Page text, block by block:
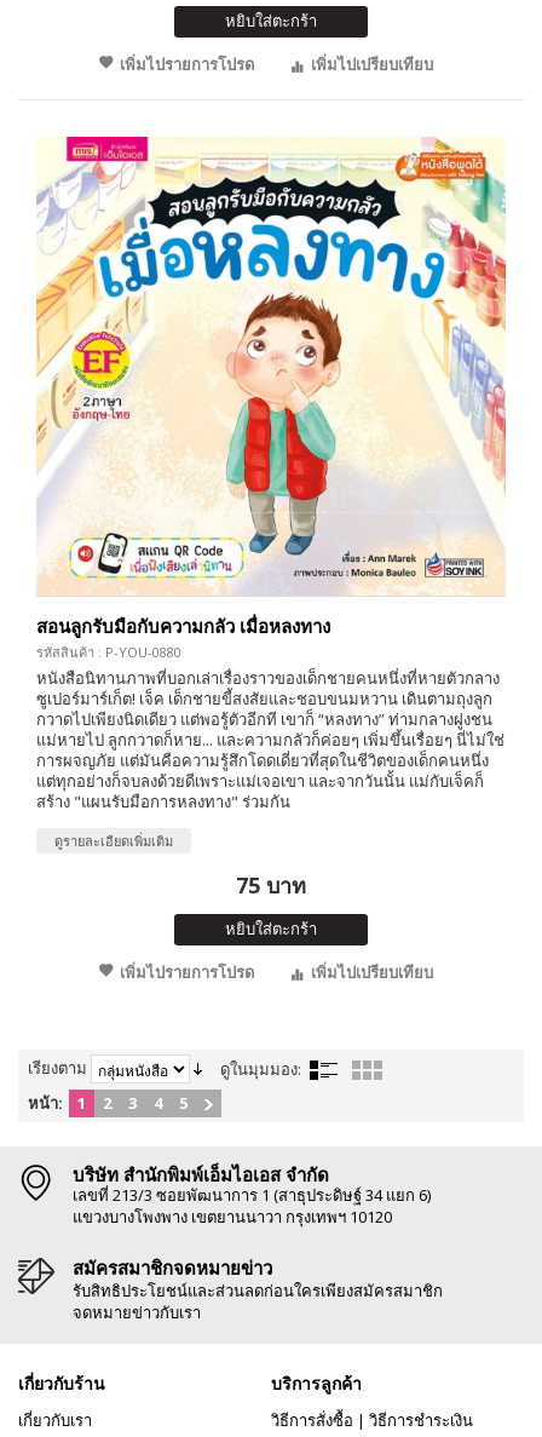
หยิบใส่ตะกร้า
เพิ่มไปรายการโปรด
เพิ่มไปเปรียบเทียบ
สอนลูกรับมือกับความกลัว เมื่อหลงทาง
รหัสสินค้า : P-YOU-0880
หนังสือนิทานภาพที่บอกเล่าเรื่องราวของเด็กชายคนหนึ่งที่หายตัวกลาง
ซูเปอร์มาร์เก็ต! เจ็ค เด็กชายขี้สงสัยและชอบขนมหวาน เดินตามถุงลูก
กวาดไปเพียงนิดเดียว แต่พอรู้ตัวอีกที เขาก็ “หลงทาง” ท่ามกลางฝูงชน
แม่หายไป ลูกกวาดก็หาย... และความกลัวก็ค่อยๆ เพิ่มขึ้นเรื่อยๆ นี่ไม่ใช่
การผจญภัย แต่มันคือความรู้สึกโดดเดี่ยวที่สุดในชีวิตของเด็กคนหนึ่ง
แต่ทุกอย่างก็จบลงด้วยดีเพราะแม่เจอเขา และจากวันนั้น แม่กับเจ็คก็
สร้าง "แผนรับมือการหลงทาง" ร่วมกัน
ดูรายละเอียดเพิ่มเติม
75 บาท
หยิบใส่ตะกร้า
เพิ่มไปรายการโปรด
เพิ่มไปเปรียบเทียบ
เรียงตาม
ดูในมุมมอง:
หน้า:
1 2 3 4 5
บริษัท สำนักพิมพ์เอ็มไอเอส จำกัด
เลขที่ 213/3 ซอยพัฒนาการ 1 (สาธุประดิษฐ์ 34 แยก 6)
แขวงบางโพงพาง เขตยานนาวา กรุงเทพฯ 10120
สมัครสมาชิกจดหมายข่าว
รับสิทธิประโยชน์และส่วนลดก่อนใครเพียงสมัครสมาชิก
จดหมายข่าวกับเรา
เกี่ยวกับร้าน
เกี่ยวกับเรา
บริการลูกค้า
วิธีการสั่งซื้อ | วิธีการชำระเงิน